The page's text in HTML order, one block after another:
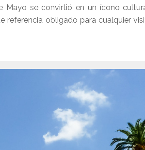
Mayo se convirtió en un ícono
referencia obligado para cualquier